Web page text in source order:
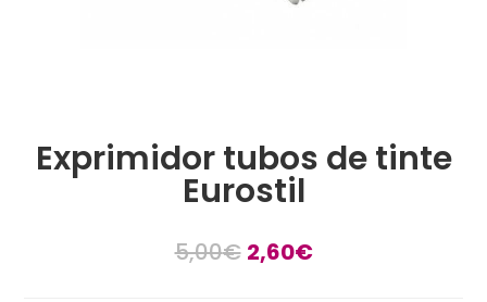
Exprimidor tubos de tinte
Eurostil
5,00€ El
2,60€El